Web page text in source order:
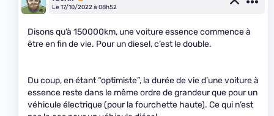
Le 17/10/2022 à 08h52
Disons qu’à 150000km, une voiture essence commence à
être en fin de vie. Pour un diesel, c’est le double.
Du coup, en étant “optimiste”, la durée de vie d’une voiture à
essence reste dans le même ordre de grandeur que pour un
véhicule électrique (pour la fourchette haute). Ce qui n’est